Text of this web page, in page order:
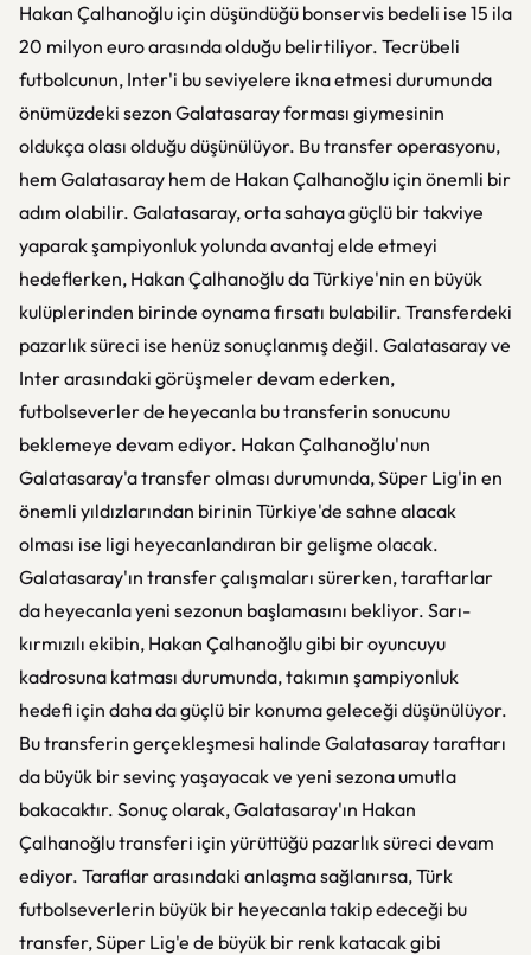
Hakan Çalhanoğlu için düşündüğü bonservis bedeli ise 15 ila
20 milyon euro arasında olduğu belirtiliyor. Tecrübeli
futbolcunun, Inter'i bu seviyelere ikna etmesi durumunda
önümüzdeki sezon Galatasaray forması giymesinin
oldukça olası olduğu düşünülüyor. Bu transfer operasyonu,
hem Galatasaray hem de Hakan Çalhanoğlu için önemli bir
adım olabilir. Galatasaray, orta sahaya güçlü bir takviye
yaparak şampiyonluk yolunda avantaj elde etmeyi
hedeflerken, Hakan Çalhanoğlu da Türkiye'nin en büyük
kulüplerinden birinde oynama fırsatı bulabilir. Transferdeki
pazarlık süreci ise henüz sonuçlanmış değil. Galatasaray ve
Inter arasındaki görüşmeler devam ederken,
futbolseverler de heyecanla bu transferin sonucunu
beklemeye devam ediyor. Hakan Çalhanoğlu'nun
Galatasaray'a transfer olması durumunda, Süper Lig'in en
önemli yıldızlarından birinin Türkiye'de sahne alacak
olması ise ligi heyecanlandıran bir gelişme olacak.
Galatasaray'ın transfer çalışmaları sürerken, taraftarlar
da heyecanla yeni sezonun başlamasını bekliyor. Sarı-
kırmızılı ekibin, Hakan Çalhanoğlu gibi bir oyuncuyu
kadrosuna katması durumunda, takımın şampiyonluk
hedefi için daha da güçlü bir konuma geleceği düşünülüyor.
Bu transferin gerçekleşmesi halinde Galatasaray taraftarı
da büyük bir sevinç yaşayacak ve yeni sezona umutla
bakacaktır. Sonuç olarak, Galatasaray'ın Hakan
Çalhanoğlu transferi için yürüttüğü pazarlık süreci devam
ediyor. Taraflar arasındaki anlaşma sağlanırsa, Türk
futbolseverlerin büyük bir heyecanla takip edeceği bu
transfer, Süper Lig'e de büyük bir renk katacak gibi